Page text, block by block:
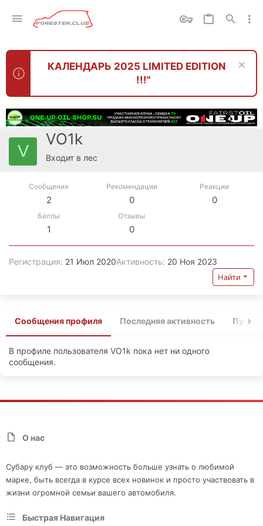
КАЛЕНДАРЬ 2025 LIMITED EDITION
!!!"
V
VO1k
Входит в лес
Сообщения
2
Рекомендации
0
Реакции
0
Баллы
1
Отзывы
0
Регистрация 21 Июл 2020Активность 20 Ноя 2023
Найти
Сообщения профиля Последняя активность
В профиле пользователя VO1k пока нет ни одного
сообщения.
О нас
Субару клуб — это возможность больше узнать о любимой
марке, быть всегда в курсе всех новинок и просто участвовать в
жизни огромной семьи вашего автомобиля.
Быстрая Навигация